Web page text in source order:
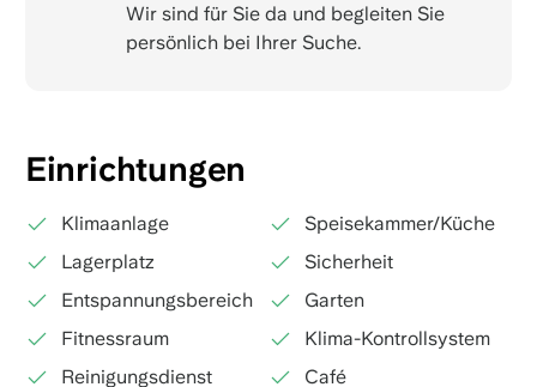
Wir sind für Sie da und begleiten Sie
persönlich bei Ihrer Suche.
Einrichtungen
Klimaanlage
Speisekammer/Küche
Lagerplatz
Sicherheit
Entspannungsbereich
Garten
Fitnessraum
Klima-Kontrollsystem
Reinigungsdienst
Café